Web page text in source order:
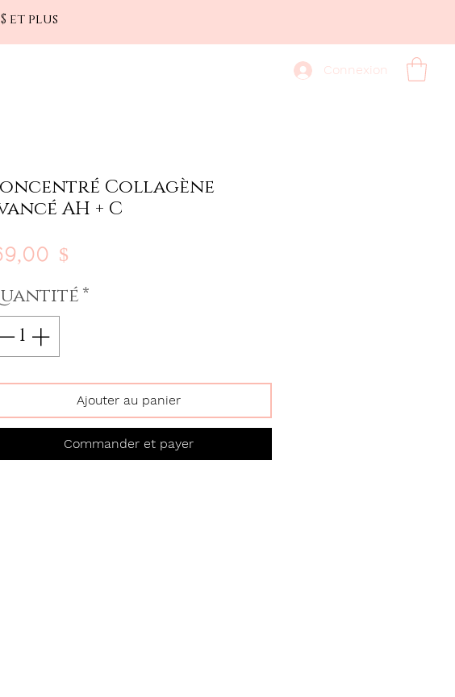
Connexion
et plus
Collagène
AH + C
$
*
Ajouter au panier
Commander et payer